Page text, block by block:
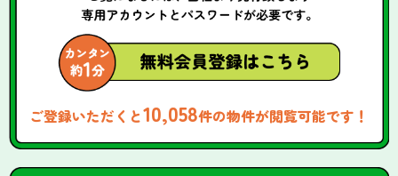
ご登録いただくと10,058件の物件が閲覧可能です！